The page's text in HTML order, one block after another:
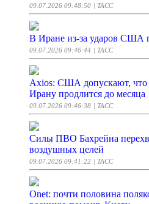
09.07.2026 09:48:50 | ТАСС
В Иране из-за ударов США
09.07.2026 09:46:44 | ТАСС
Axios: США допускают, что
Ирану продлится до месяца
09.07.2026 09:46:38 | ТАСС
Силы ПВО Бахрейна
воздушных целей
09.07.2026 09:41:22 | ТАСС
Onet: почти половина